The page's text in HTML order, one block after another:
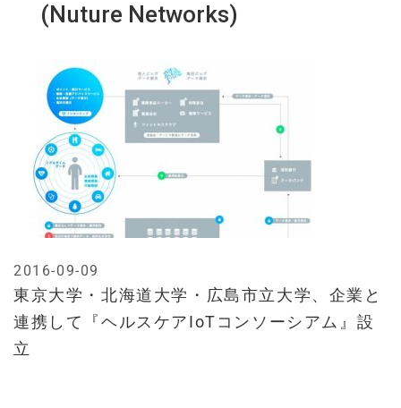
(Nuture Networks)
東京大学・北海道大学・広島市立大学、企業と
連携して『ヘルスケアIoTコンソーシアム』設
立
2016-09-09